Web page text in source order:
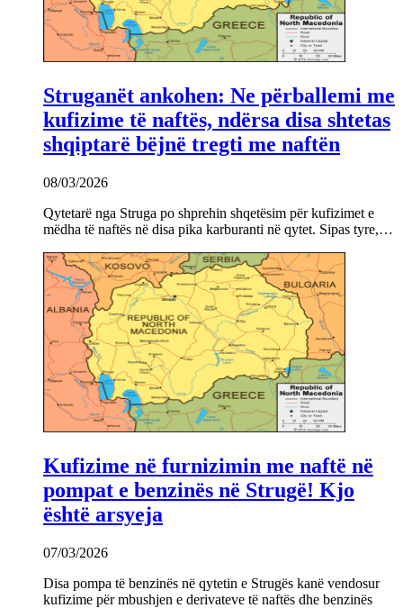
Struganët ankohen: Ne përballemi me
kufizime të naftës, ndërsa disa shtetas
shqiptarë bëjnë tregti me naftën
08/03/2026
Qytetarë nga Struga po shprehin shqetësim për kufizimet e
mëdha të naftës në disa pika karburanti në qytet. Sipas tyre,…
Kufizime në furnizimin me naftë në
pompat e benzinës në Strugë! Kjo
është arsyeja
07/03/2026
Disa pompa të benzinës në qytetin e Strugës kanë vendosur
kufizime për mbushjen e derivateve të naftës dhe benzinës